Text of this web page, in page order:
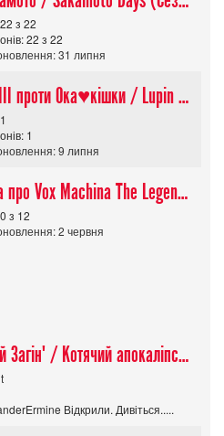
з 22
22 з 22
31 липня
Люпен ІІІ проти Ока♥кішки / Lupin III vs Cats Eye Movie
1
9 липня
Легенда про Vox Machina The Legend of Vox Machina (Сезон 4)
з 12
2 червня
"Котячий Загін" / Котячий апокаліпсис / Cat Shit One
Відкрили. Дивіться.....